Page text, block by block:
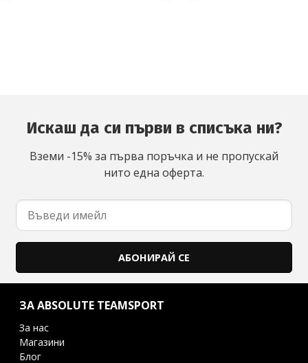
Искаш да си първи в списъка ни?
Вземи -15% за първа поръчка и не пропускай
нито една оферта.
АБОНИРАЙ СЕ
ЗА ABSOLUTE TEAMSPORT
За нас
Магазини
Блог